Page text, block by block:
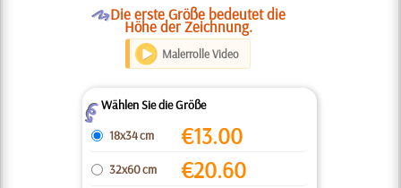
ODie erste Größe bedeutet die
Höhe der Zeichnung.
Malerrolle Video
ZWählen Sie die Größe
18x34 cm
€13.00
32x60 cm €20.60